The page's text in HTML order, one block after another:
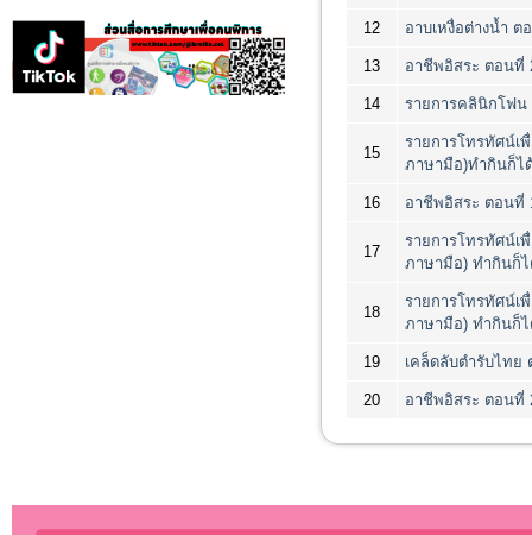
12 อาบเหงื่อต่างน้ำ
13 อาชีพอิสระ ตอนที่
14 รายการคลินิกโฟ
15
รายการโทรทัศน์เ
ภาษามือ)ทำกินก็ไ
16 อาชีพอิสระ ตอนที่
17
รายการโทรทัศน์เ
ภาษามือ) ทำกินก็
18
รายการโทรทัศน์เ
ภาษามือ) ทำกินก็
19 เคล็ดลับตำรับไทย
20 อาชีพอิสระ ตอนที่